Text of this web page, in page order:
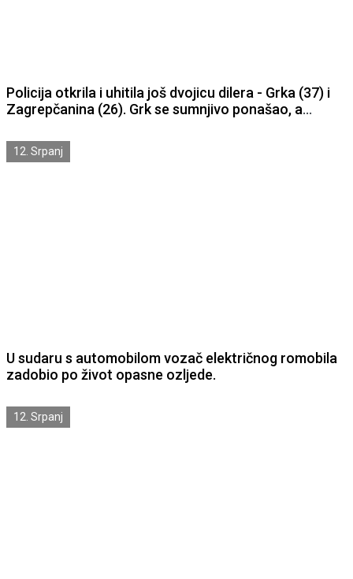
Policija otkrila i uhitila još dvojicu dilera - Grka (37) i
Zagrepčanina (26). Grk se sumnjivo ponašao, a
droga.
12. Srpanj
U sudaru s automobilom vozač električnog romobila
zadobio po život opasne ozljede.
12. Srpanj